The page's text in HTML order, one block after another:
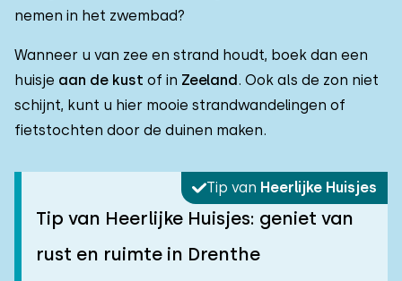
nemen in het zwembad?
Wanneer u van zee en strand houdt, boek dan een
huisje aan de kust of in Zeeland. Ook als de zon niet
schijnt, kunt u hier mooie strandwandelingen of
fietstochten door de duinen maken.
Tip van Heerlijke Huisjes
Tip van Heerlijke Huisjes: geniet van
rust en ruimte in Drenthe